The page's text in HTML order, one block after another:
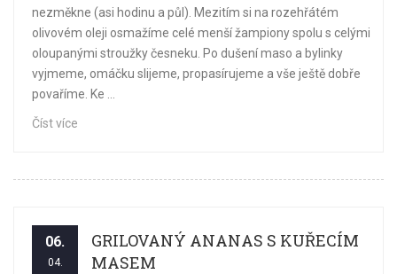
nezměkne (asi hodinu a půl). Mezitím si na rozehřátém
olivovém oleji osmažíme celé menší žampiony spolu s celými
oloupanými stroužky česneku. Po dušení maso a bylinky
vyjmeme, omáčku slijeme, propasírujeme a vše ještě dobře
povaříme. Ke ...
Číst více
06.
04.
GRILOVANÝ ANANAS S KUŘECÍM
MASEM